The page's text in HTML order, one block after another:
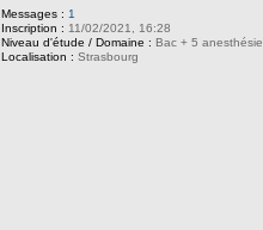
Messages : 1
Inscription : 11/02/2021, 16:28
Niveau d'étude / Domaine : Bac + 5 anesthésie
Localisation : Strasbourg